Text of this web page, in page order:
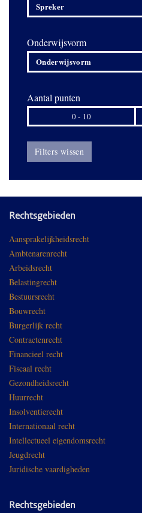
Spreker
Onderwijsvorm
Onderwijsvorm
Aantal punten
0 - 10
Filters wissen
Rechtsgebieden
Aansprakelijkheidsrecht
Ambtenarenrecht
Arbeidsrecht
Belastingrecht
Bestuursrecht
Bouwrecht
Burgerlijk recht
Contractenrecht
Financieel recht
Fiscaal recht
Gezondheidsrecht
Huurrecht
Insolventierecht
Internationaal recht
Intellectueel eigendomsrecht
Jeugdrecht
Juridische vaardigheden
Rechtsgebieden